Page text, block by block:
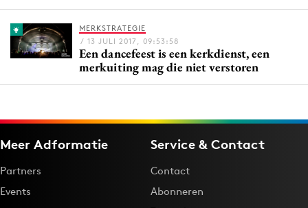
9 sept: GenAI-training
12 nov: MarketingLive!
Opleidingen
Vacatures
MERKSTRATEGIE
/ 13 JULI 2017, 09:53:58
Een dancefeest is een kerkdienst, een
merkuiting mag die niet verstoren
Meer Adformatie
Partners
Events
Service & Contact
Contact
Abonneren